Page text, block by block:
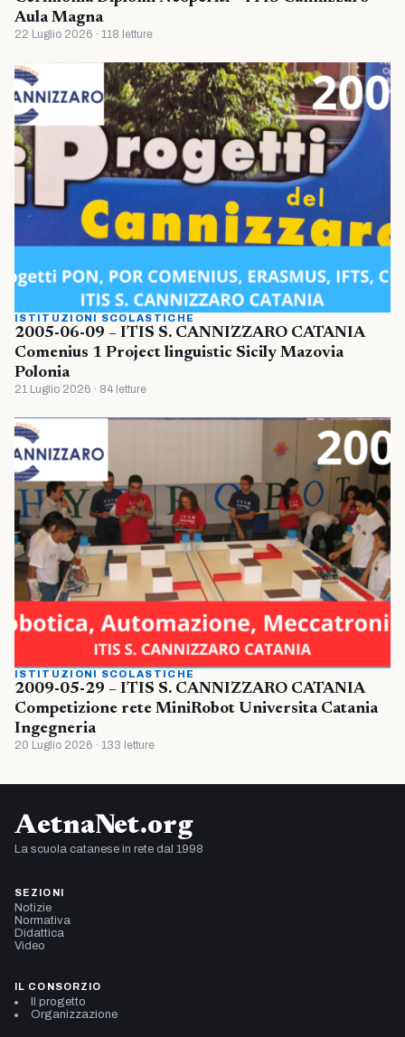
Aula Magna
22 Luglio 2026 · 118 letture
ISTITUZIONI SCOLASTICHE
2005-06-09 – ITIS S. CANNIZZARO CATANIA
Comenius 1 Project linguistic Sicily Mazovia
Polonia
21 Luglio 2026 · 84 letture
ISTITUZIONI SCOLASTICHE
2009-05-29 – ITIS S. CANNIZZARO CATANIA
Competizione rete MiniRobot Universita Catania
Ingegneria
20 Luglio 2026 · 133 letture
AetnaNet.org
La scuola catanese in rete dal 1998
SEZIONI
Notizie
Normativa
Didattica
Video
IL CONSORZIO
Il progetto
Organizzazione